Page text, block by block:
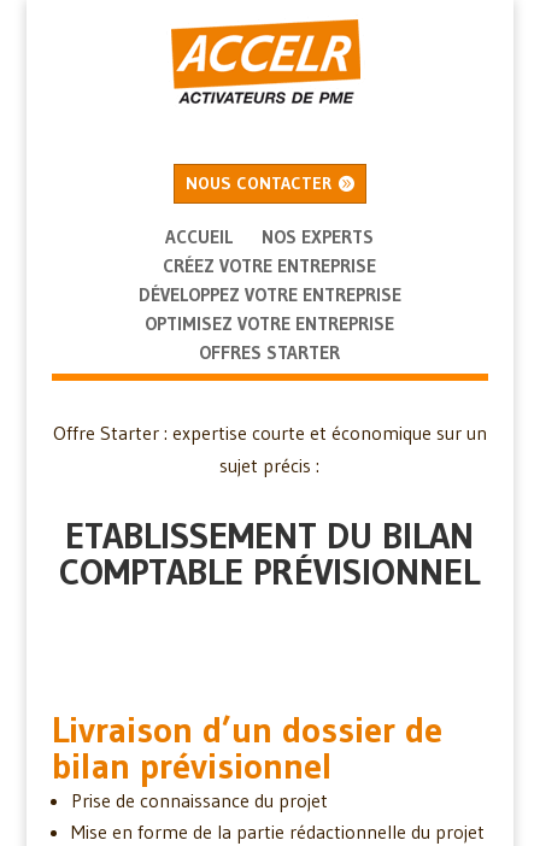
NOUS CONTACTER
ACCUEIL
NOS EXPERTS
CRÉEZ VOTRE ENTREPRISE
DÉVELOPPEZ VOTRE ENTREPRISE
OPTIMISEZ VOTRE ENTREPRISE
OFFRES STARTER
Offre Starter : expertise courte et économique sur un
sujet précis :
ETABLISSEMENT DU BILAN
COMPTABLE PRÉVISIONNEL
Livraison d’un dossier de
bilan prévisionnel
Prise de connaissance du projet
Mise en forme de la partie rédactionnelle du projet